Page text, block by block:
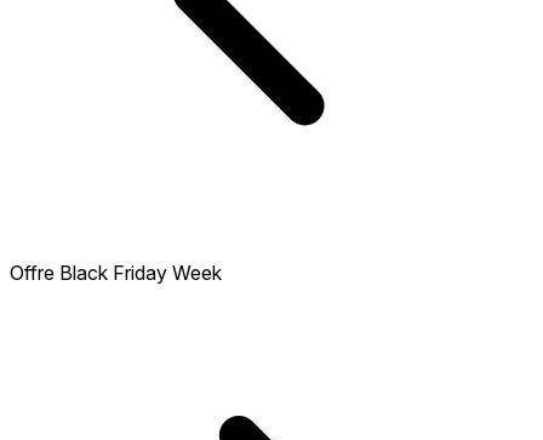
Offre Black Friday Week